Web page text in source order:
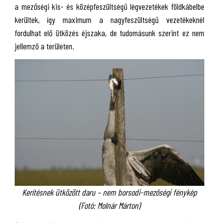
a mezőségi kis- és középfeszültségű légvezetékek földkábelbe
kerültek, így maximum a nagyfeszültségű vezetékeknél
fordulhat elő ütközés éjszaka, de tudomásunk szerint ez nem
jellemző a területen.
Kerítésnek ütközött daru – nem borsodi-mezőségi fénykép
(Fotó: Molnár Márton)